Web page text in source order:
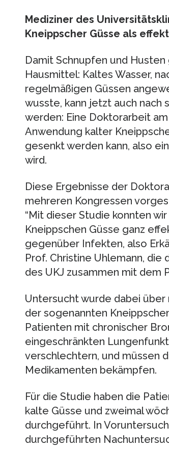
Mediziner des
Kneippscher Güsse als
Damit Schnupfen und
Hausmittel: Kaltes Wasser,
regelmäßigen Güssen
wusste, kann jetzt auch
werden: Eine Doktorarbeit
Anwendung kalter
gesenkt werden kann, also
wird.
Diese Ergebnisse der
mehreren Kongressen
“Mit dieser Studie konnten
Kneippschen Güsse ganz
gegenüber Infekten, also
Prof. Christine Uhlemann,
des UKJ zusammen mit
Untersucht wurde dabei
der sogenannten
Patienten mit chronischer
eingeschränkten
verschlechtern, und müssen
Medikamenten bekämpfen.
Für die Studie haben die
kalte Güsse und zweimal
durchgeführt. In
durchgeführten